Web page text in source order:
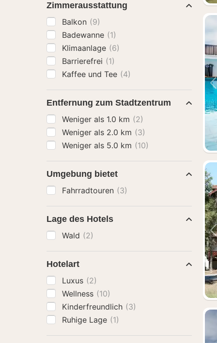
Zimmerausstattung
Balkon (9)
Badewanne (1)
Klimaanlage (6)
Barrierefrei (1)
Kaffee und Tee (4)
Entfernung zum Stadtzentrum
Weniger als 1.0 km (2)
Weniger als 2.0 km (3)
Weniger als 5.0 km (10)
Umgebung bietet
Fahrradtouren (3)
Lage des Hotels
Wald (2)
Hotelart
Luxus (2)
Wellness (10)
Kinderfreundlich (3)
Ruhige Lage (1)